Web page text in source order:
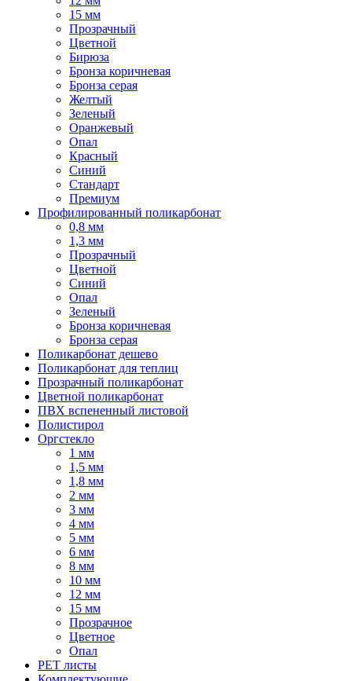
15 мм
Прозрачный
Цветной
Бирюза
Бронза коричневая
Бронза серая
Желтый
Зеленый
Оранжевый
Опал
Красный
Синий
Стандарт
Премиум
Профилированный поликарбонат
0,8 мм
1,3 мм
Прозрачный
Цветной
Синий
Опал
Зеленый
Бронза коричневая
Бронза серая
Поликарбонат дешево
Поликарбонат для теплиц
Прозрачный поликарбонат
Цветной поликарбонат
ПВХ вспененный листовой
Полистирол
Оргстекло
1 мм
1,5 мм
1,8 мм
2 мм
3 мм
4 мм
5 мм
6 мм
8 мм
10 мм
12 мм
15 мм
Прозрачное
Цветное
Опал
PET листы